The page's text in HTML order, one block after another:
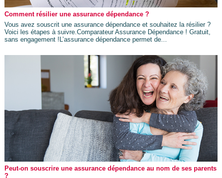
Comment résilier une assurance dépendance ?
Vous avez souscrit une assurance dépendance et souhaitez la résilier ?
Voici les étapes à suivre.Comparateur Assurance Dépendance ! Gratuit,
sans engagement !L’assurance dépendance permet de...
Peut-on souscrire une assurance dépendance au nom de ses parents
?